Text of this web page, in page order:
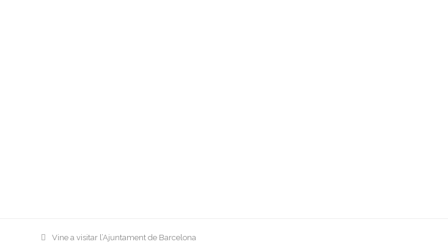
previous
Vine a visitar l’Ajuntament de Barcelona